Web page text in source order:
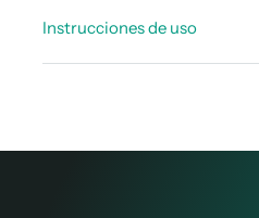
Instrucciones de uso